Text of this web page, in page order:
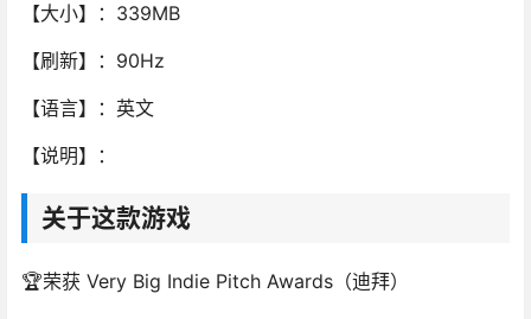
【大小】：339MB
【刷新】：90Hz
【语言】：英文
【说明】：
关于这款游戏
🏆荣获 Very Big Indie Pitch Awards（迪拜）